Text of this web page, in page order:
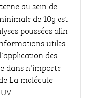
au sein de
de 10g est
poussées afin
utiles
des
dans n'importe
La molécule